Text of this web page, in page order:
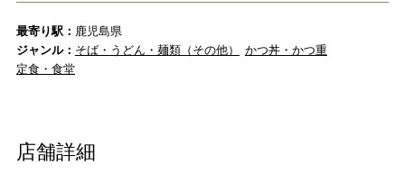
最寄り駅： 鹿児島県
ジャンル： そば・うどん・麺類（その他）
かつ丼・かつ重
定食・食堂
店舗詳細